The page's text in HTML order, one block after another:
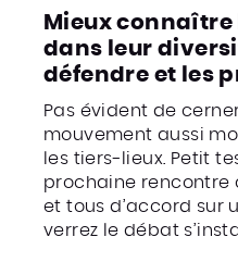
Mieux
dans leur
défendre et les
Pas évident de
mouvement aussi
les tiers-lieux. Petit
prochaine rencontre
et tous d’accord sur
verrez le débat